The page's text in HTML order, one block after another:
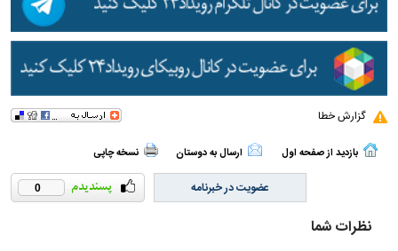
گزارش خطا
بازدید از صفحه اول ارسال به دوستان نسخه چاپی
0 عضویت در خبرنامه
نظرات شما